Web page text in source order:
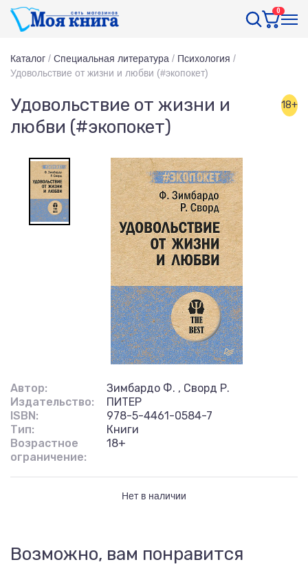
0
Каталог / Специальная литература / Психология /
Удовольствие от жизни и любви (#экопокет)
Удовольствие от жизни и
любви (#экопокет)
18+
Автор:
Зимбардо Ф. , Сворд Р.
Издательство:
ПИТЕР
ISBN:
978-5-4461-0584-7
Тип:
Книги
Возрастное
ограничение:
18+
Нет в наличии
Возможно, вам понравится